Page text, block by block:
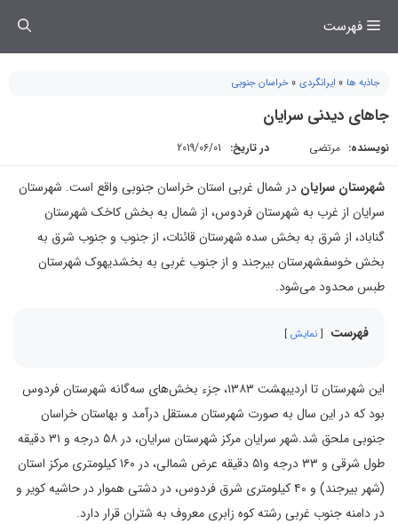
فهرست
جاذبه ها » ایرانگردی » خراسان جنوبی
جاهای دیدنی سرایان
نویسنده: مرتضی در تاریخ: 2019/06/01
شهرستان سرایان در شمال غربی استان خراسان جنوبی واقع است. شهرستان
سرایان از غرب به شهرستان فردوس، از شمال به بخش کاخک شهرستان
گناباد، از شرق به بخش سده شهرستان قائنات، از جنوب و جنوب شرق به
بخش خوسفشهرستان بیرجند و از جنوب غربی به بخشدیهوک شهرستان
طبس محدود می‌شود.
فهرست نمایش
این شهرستان تا اردیبهشت ۱۳۸۳، جزء بخش‌های سه‌گانه شهرستان فردوس
بود که در این سال به صورت شهرستان مستقل درآمد و بهاستان خراسان
جنوبی ملحق شد.شهر سرایان مرکز شهرستان سرایان، در ۵۸ درجه و ۳۱ دقیقه
طول شرقی و ۳۳ درجه و۵۱ دقیقه عرض شمالی، در ۱۶۰ کیلومتری مرکز استان
(شهر بیرجند) و ۴۰ کیلومتری شرق فردوس، در دشتی هموار در حاشیه کویر و
در دامنه جنوب غربی رشته کوه زابری معروف به شتران قرار دارد.